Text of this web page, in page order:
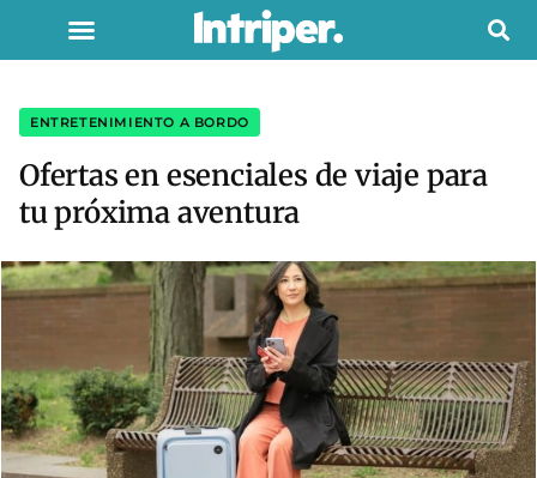
ENTRETENIMIENTO A BORDO
Ofertas en esenciales de viaje para
tu próxima aventura